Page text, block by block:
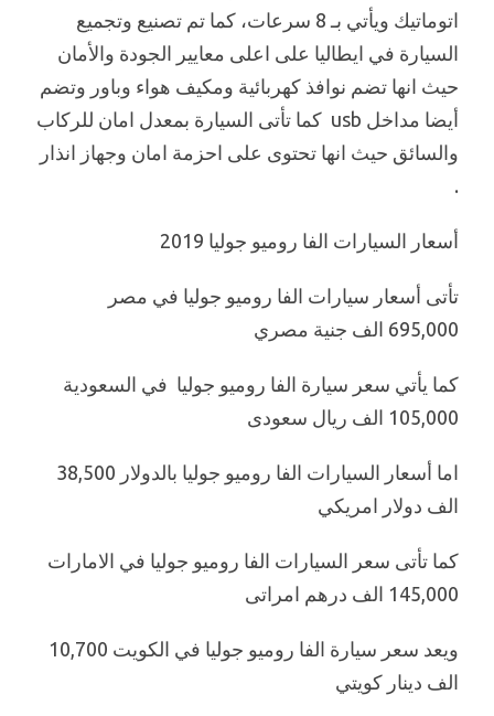
اتوماتيك ويأتي بـ 8 سرعات، كما تم تصنيع وتجميع
السيارة في ايطاليا على اعلى معايير الجودة والأمان
حيث انها تضم نوافذ كهربائية ومكيف هواء وباور وتضم
أيضا مداخل usb كما تأتى السيارة بمعدل امان للركاب
والسائق حيث انها تحتوى على احزمة امان وجهاز انذار
.
أسعار السيارات الفا روميو جوليا 2019
تأتى أسعار سيارات الفا روميو جوليا في مصر
695,000 الف جنية مصري
كما يأتي سعر سيارة الفا روميو جوليا في السعودية
105,000 الف ريال سعودى
اما أسعار السيارات الفا روميو جوليا بالدولار 38,500
الف دولار امريكي
كما تأتى سعر السيارات الفا روميو جوليا في الامارات
145,000 الف درهم امراتى
ويعد سعر سيارة الفا روميو جوليا في الكويت 10,700
الف دينار كويتي